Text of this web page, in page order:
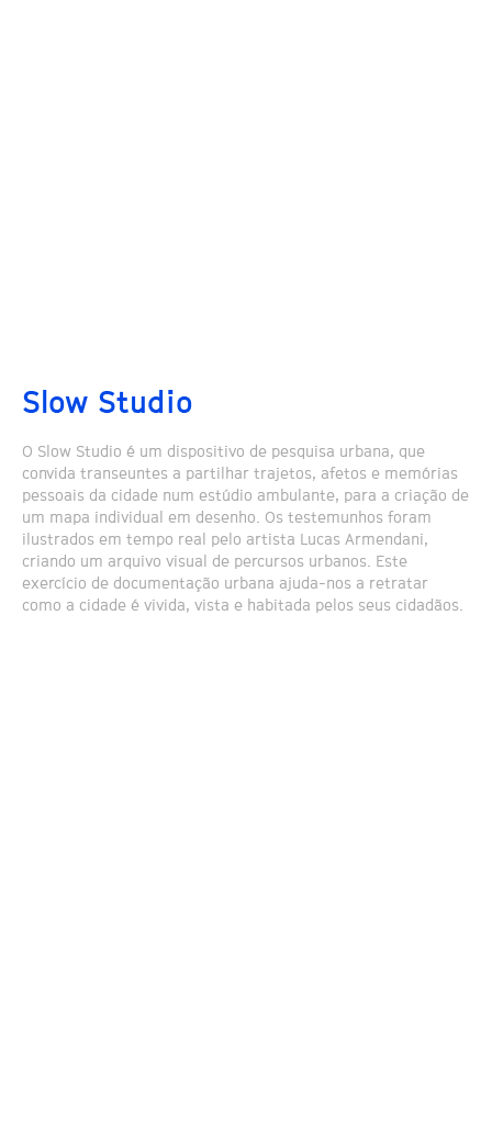
Slow Studio
O Slow Studio é um dispositivo de pesquisa urbana, que
convida transeuntes a partilhar trajetos, afetos e memórias
pessoais da cidade num estúdio ambulante, para a criação de
um mapa individual em desenho. Os testemunhos foram
ilustrados em tempo real pelo artista Lucas Armendani,
criando um arquivo visual de percursos urbanos. Este
exercício de documentação urbana ajuda-nos a retratar
como a cidade é vivida, vista e habitada pelos seus cidadãos.